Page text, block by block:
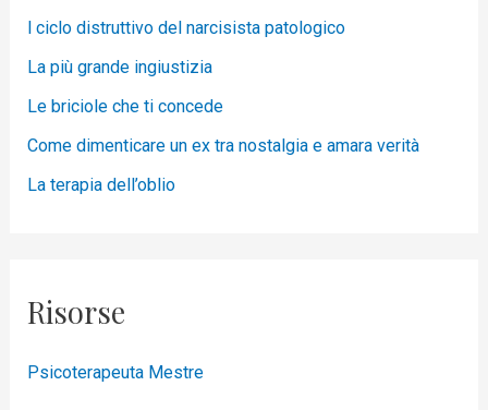
l ciclo distruttivo del narcisista patologico
La più grande ingiustizia
Le briciole che ti concede
Come dimenticare un ex tra nostalgia e amara verità
La terapia dell’oblio
Risorse
Psicoterapeuta Mestre